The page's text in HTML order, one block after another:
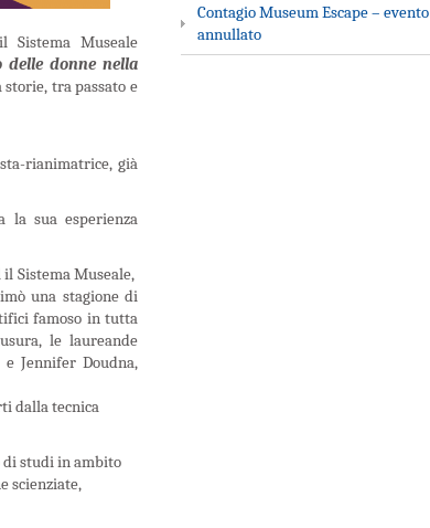
Sistema Museale
delle donne nella
tra passato e
rianimatrice, già
la sua esperienza
Sistema Museale,
una stagione di
famoso in tutta
le laureande
Jennifer Doudna,
dalla tecnica
di studi in ambito
scienziate,
Contagio Museum Escape – evento
annullato